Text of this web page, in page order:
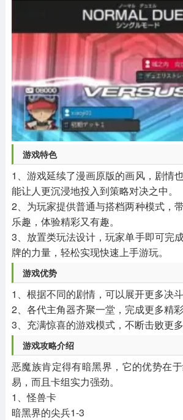
软件教程
8款应用
游戏特色
1、游戏延续了漫画原版的画风，剧情
能让人更沉浸地投入到策略对决之中。
2、为玩家提供普通与搭档两种模式，
乐趣，体验精彩又有趣。
3、放置类玩法设计，玩家单手即可完
牌的力量，轻松实现快速上手游玩。
游戏优势
1、根据不同的剧情，可以展开更多决
2、各代主角器齐聚一堂，完成更多精
3、充满惊喜的游戏模式，不断击败更
游戏攻略介绍
恶魔族肯定得有暗黑界，它的优势在
易，而且卡组实力强劲。
1、怪兽卡
暗黑界的尖兵1-3